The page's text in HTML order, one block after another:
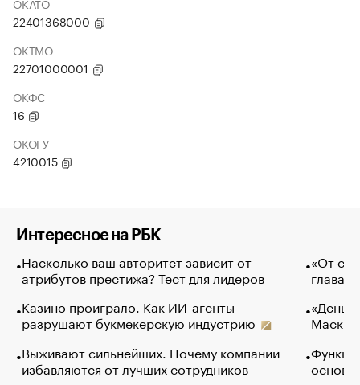
22401368000
ОКТМО
22701000001
ОКФС
16
ОКОГУ
4210015
Интересное на РБК
Насколько ваш авторитет зависит от
атрибутов престижа? Тест для лидеров
Казино проиграло. Как ИИ-агенты
разрушают букмекерскую индустрию
Выживают сильнейших. Почему компании
избавляются от лучших сотрудников
«От
глава
Маск в
основ